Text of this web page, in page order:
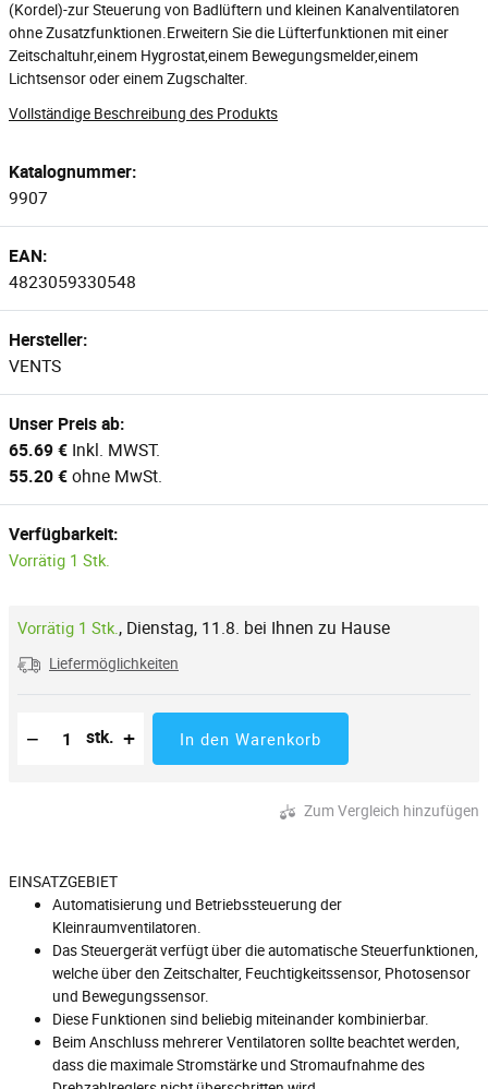
(Kordel)-zur Steuerung von Badlüftern und kleinen Kanalventilatoren
ohne Zusatzfunktionen.Erweitern Sie die Lüfterfunktionen mit einer
Zeitschaltuhr,einem Hygrostat,einem Bewegungsmelder,einem
Lichtsensor oder einem Zugschalter.
Vollständige Beschreibung des Produkts
Katalognummer:
9907
EAN:
4823059330548
Hersteller:
VENTS
Unser Preis ab:
65.69 € Inkl. MWST.
55.20 €ohne MwSt.
Verfügbarkeit:
Vorrätig 1 Stk.
Vorrätig 1 Stk., Dienstag, 11.8. bei Ihnen zu Hause
Liefermöglichkeiten
−
Reduzierung der Menge
Anzahl der Stücke
stk. + In den Warenkorb
Zum Vergleich hinzufügen
EINSATZGEBIET
Automatisierung und Betriebssteuerung der
Kleinraumventilatoren.
Das Steuergerät verfügt über die automatische Steuerfunktionen,
welche über den Zeitschalter, Feuchtigkeitssensor, Photosensor
und Bewegungssensor.
Diese Funktionen sind beliebig miteinander kombinierbar.
Beim Anschluss mehrerer Ventilatoren sollte beachtet werden,
dass die maximale Stromstärke und Stromaufnahme des